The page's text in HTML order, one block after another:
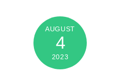
AUGUST
4
2023